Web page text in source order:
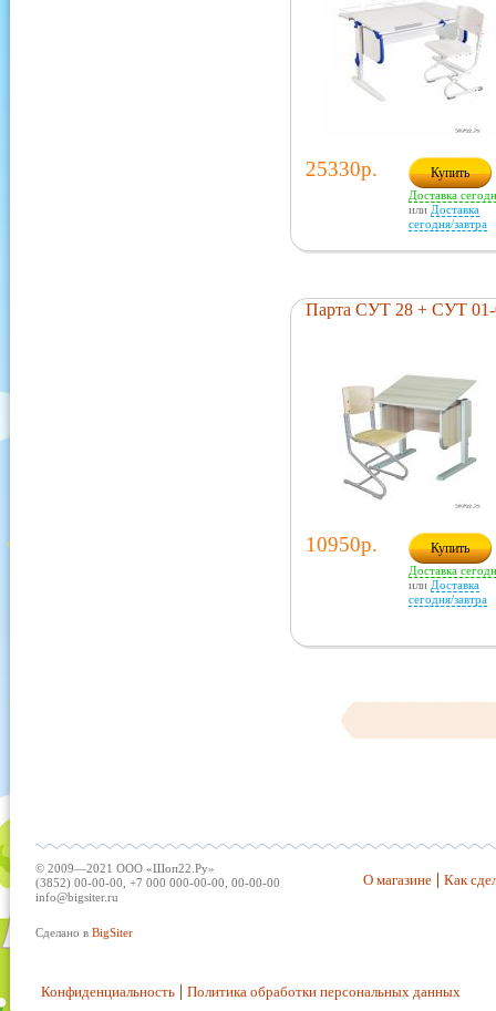
25330р. Купить
Доставка
или Доставка
сегодня/завтра
Парта СУТ 28 + СУТ
10950р. Купить
Доставка
или Доставка
сегодня/завтра
© 2009—2021 ООО «Шоп22.Ру»
(3852) 00-00-00, +7 000 000-00-00, 00-00-00
info@bigsiter.ru
Сделано в BigSiter
О магазине Как
Конфиденциальность Политика обработки персональных данных